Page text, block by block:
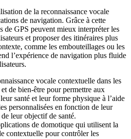
de la reconnaissance vocale
de navigation. Grâce à cette
de GPS peuvent mieux interpréter les
et proposer des itinéraires plus
comme les embouteillages ou les
l’expérience de navigation plus fluide
vocale contextuelle dans les
de bien-être pour permettre aux
santé et leur forme physique à l’aide
personnalisées en fonction de leur
leur objectif de santé.
de domotique qui utilisent la
contextuelle pour contrôler les